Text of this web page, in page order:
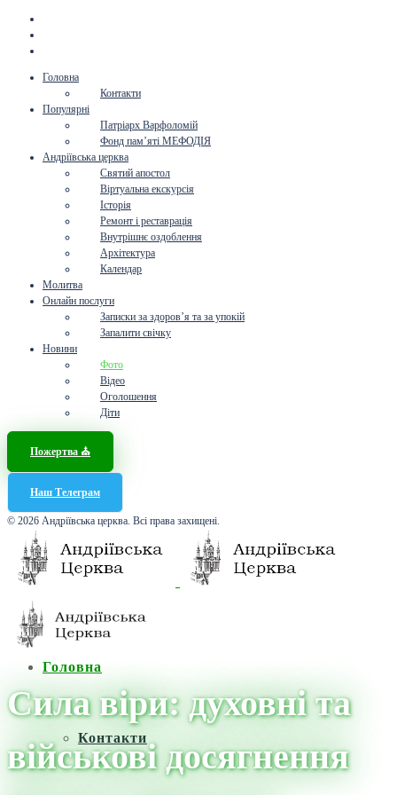
Головна
Контакти
Популярні
Патріарх Варфоломій
Фонд пам’яті МЕФОДІЯ
Андріївська церква
Святий апостол
Віртуальна екскурсія
Історія
Ремонт і реставрація
Внутрішнє оздоблення
Архітектура
Календар
Молитва
Онлайн послуги
Записки за здоров’я та за упокій
Запалити свічку
Новини
Фото
Відео
Оголошення
Діти
Пожертва ⛪️
Наш Телеграм
© 2026 Андріївська церква. Всі права захищені.
Головна
Контакти
Сила віри: духовні та
військові досягнення